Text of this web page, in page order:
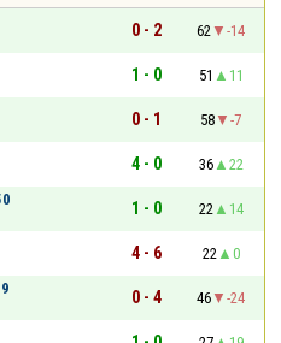
0 - 2 62
-14
1 - 0 51
11
0 - 1 58
-7
4 - 0 36
22
1 - 0 22
14
4 - 6 22
0
0 - 4 46
-24